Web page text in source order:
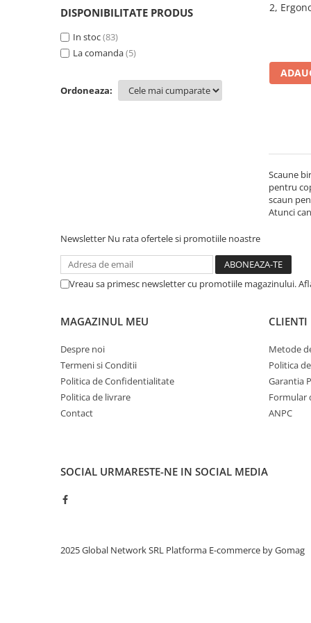
Mese gradinita
Scaune gradinita
Set mese si scaune gradinita
Mobila camera copii
DISPONIBILITATE PRODUS
In stoc(83)
La comanda(5)
Ordoneaza:
2,
Scaune
pentru
scaun
Atunci
Newsletter Nu rata ofertele si promotiile noastre
Vreau sa primesc newsletter cu promotiile magazinului.
MAGAZINUL MEU
Despre noi
Termeni si Conditii
Politica de Confidentialitate
Politica de livrare
Contact
CLIENTI
Metode
Politica
Garantia
Formular
ANPC
SOCIAL URMARESTE-NE IN SOCIAL MEDIA
2025 Global Network SRL Platforma E-commerce by Gomag